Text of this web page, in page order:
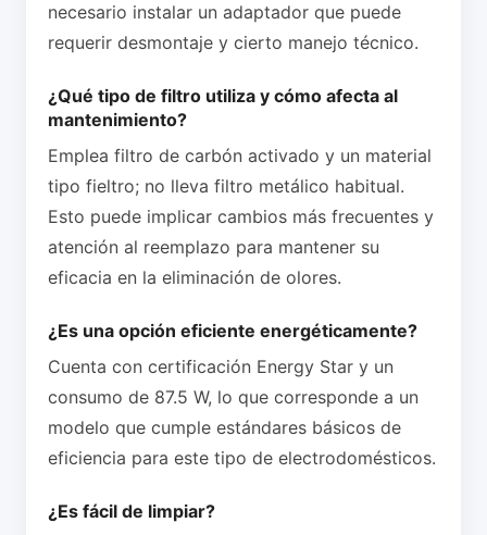
necesario instalar un adaptador que puede
requerir desmontaje y cierto manejo técnico.
¿Qué tipo de filtro utiliza y cómo afecta al
mantenimiento?
Emplea filtro de carbón activado y un material
tipo fieltro; no lleva filtro metálico habitual.
Esto puede implicar cambios más frecuentes y
atención al reemplazo para mantener su
eficacia en la eliminación de olores.
¿Es una opción eficiente energéticamente?
Cuenta con certificación Energy Star y un
consumo de 87.5 W, lo que corresponde a un
modelo que cumple estándares básicos de
eficiencia para este tipo de electrodomésticos.
¿Es fácil de limpiar?